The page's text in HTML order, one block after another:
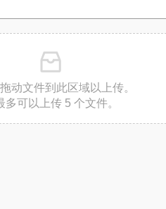
动文件到此区域以上传。
多可以上传 5 个文件。